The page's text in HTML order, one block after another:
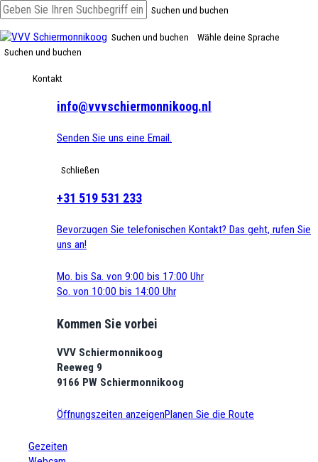
Suchen und buchen
Suchen und buchen
Wähle deine Sprache
Suchen und buchen
Kontakt
info@vvvschiermonnikoog.nl
Senden Sie uns eine Email.
Schließen
+31 519 531 233
Bevorzugen Sie telefonischen Kontakt? Das geht, rufen Sie
uns an!
Mo. bis Sa. von 9:00 bis 17:00 Uhr
So. von 10:00 bis 14:00 Uhr
Kommen Sie vorbei
VVV Schiermonnikoog
Reeweg 9
9166 PW Schiermonnikoog
Öffnungszeiten anzeigenPlanen Sie die Route
Gezeiten